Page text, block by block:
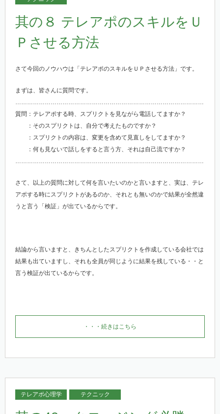
其の８ テレアポのスキルをＵ
Ｐさせる方法
さて今回のノウハウは「テレアポのスキルをＵＰさせる方法」です。
まずは、皆さんに質問です。
質問：テレアポする時、スプリクトを見ながら電話してますか？
：そのスプリクトは、自分で考えたものですか？
：スプリクトの内容は、変更を含めて見直しをしてますか？
：何も見ないで話しをすると言う方、それは自己流ですか？
さて、以上の質問に対して何を言いたいのかと言いますと、実は、テレ
アポする時にスプリクトがあるのか、それとも無いのかで結果が全然違
うと言う「検証」が出ているからです。
結論から言いますと、きちんとしたスプリクトを作成している会社では
結果も出ていますし、それも全員が同じように結果を残している・・と
言う検証が出ているからです。
・・・続きはこちら
テレアポ心理学 テクニック